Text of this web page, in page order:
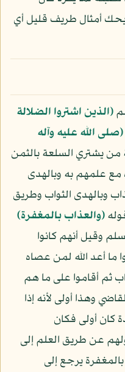
أمثال طريف قليل أي
﴿الذين اشتروا الضلالة
(صلى الله عليه وآله
من يشتري السلعة بالثمن
مع علمهم به وبالهدى
وبالهدى الثواب وطريق
﴿والعذاب بالمغفرة﴾
وقيل أنهم كانوا
ما أعد الله لمن عصاه
ثم أقاموا على ما هم
وهذا أولى لأنه إذا
كان أولى فكان
عن طريق العلم إلى
يرجع إلى